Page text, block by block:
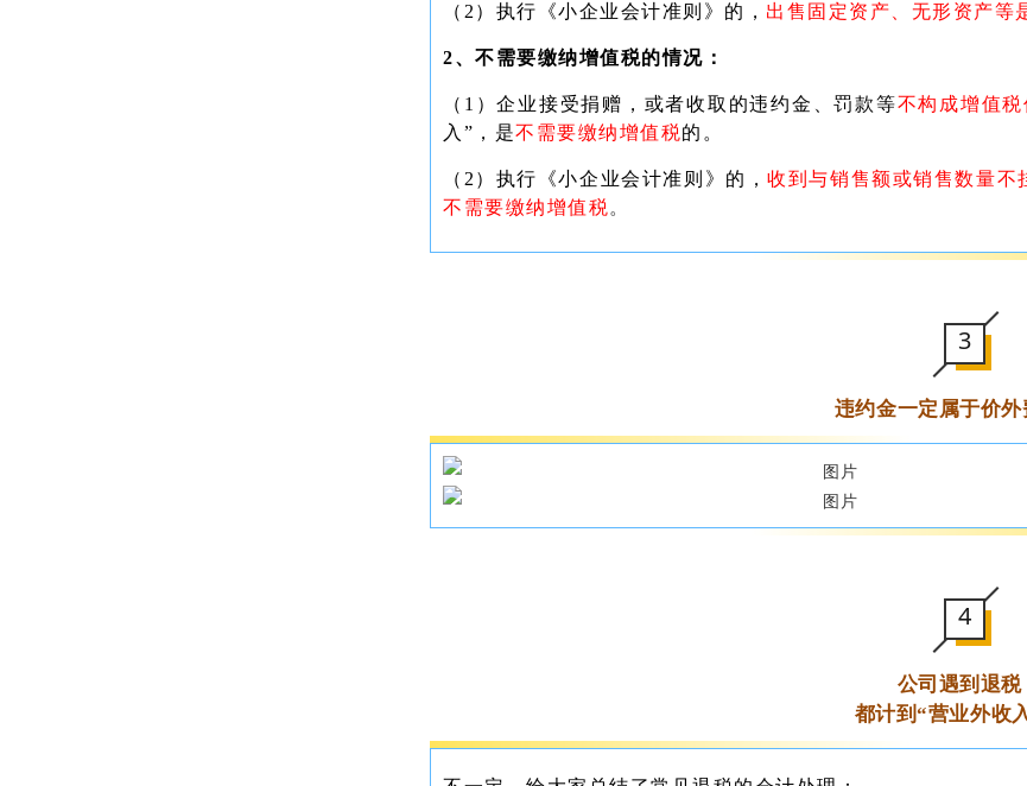
（2）执行《小企业会计准则》的， 出售固定资产、无形资产等
2、不需要缴纳增值税的情况：
（1）企业接受捐赠，或者收取的违约金、罚款等不构成增值税
入”，是不需要缴纳增值税的。
（2） 执行《小企业会计准则》的，收到与销售额或销售数量不
不需要缴纳增值税。
3
违约金一定属于价外
4
公司遇到退税
都计到“营业外收